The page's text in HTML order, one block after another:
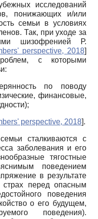
исследований
понижающих и/или
семьи в условиях
Так, при уходе за
шизофренией Р.
perspective, 2018]
с которыми
по поводу
финансовые,
perspective, 2018].
сталкиваются с
заболевания и его
тягостные
поведением
в результате
страх перед опасным
поведения
о его будущем,
поведения).